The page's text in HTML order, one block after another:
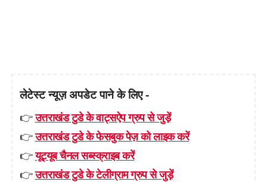
लेटेस्ट न्यूज़ अपडेट पाने के लिए -
👉उत्तराखंड टुडे के वाट्सऐप ग्रुप से जुड़ें
👉उत्तराखंड टुडे के फेसबुक पेज़ को लाइक करें
👉यूट्यूब चैनल सब्स्क्राइब करें
👉उत्तराखंड टुडे के टेलीग्राम ग्रुप से जुड़ें